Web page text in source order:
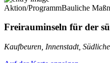
Aktion/ProgrammBauliche
Freirauminseln für der
Kaufbeuren, Innenstadt,